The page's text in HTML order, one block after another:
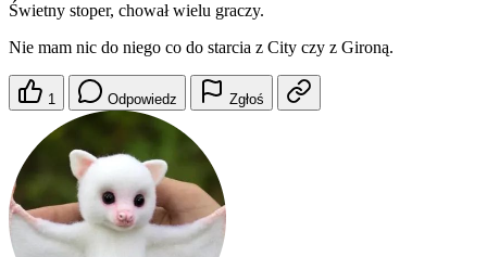
Świetny stoper, chował wielu graczy.
Nie mam nic do niego co do starcia z City czy z Gironą.
1 Odpowiedz Zgłoś